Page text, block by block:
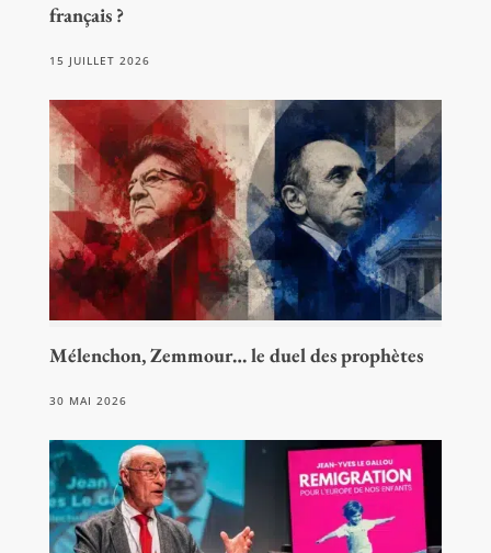
français ?
15 JUILLET 2026
Mélenchon, Zemmour… le duel des prophètes
30 MAI 2026